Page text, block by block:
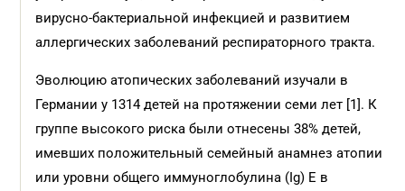
вирусно-бактериальной инфекцией и развитием
аллергических заболеваний респираторного тракта.
Эволюцию атопических заболеваний изучали в
Германии у 1314 детей на протяжении семи лет [1]. К
группе высокого риска были отнесены 38% детей,
имевших положительный семейный анамнез атопии
или уровни общего иммуноглобулина (Ig) Е в